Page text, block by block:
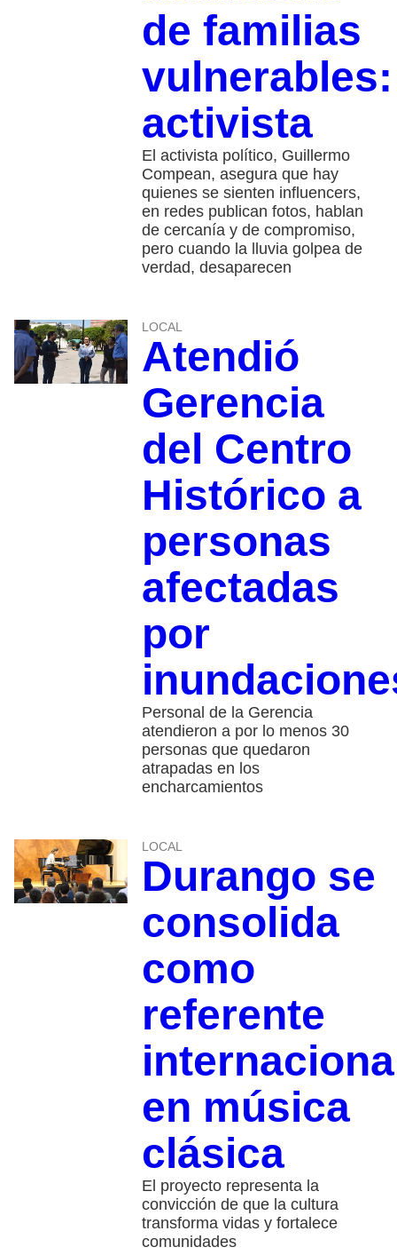
de familias
vulnerables:
activista
El activista político, Guillermo
Compean, asegura que hay
quienes se sienten influencers,
en redes publican fotos, hablan
de cercanía y de compromiso,
pero cuando la lluvia golpea de
verdad, desaparecen
LOCAL
Atendió
Gerencia
del Centro
Histórico a
personas
afectadas
por
Personal de la Gerencia
atendieron a por lo menos 30
personas que quedaron
atrapadas en los
encharcamientos
LOCAL
Durango se
consolida
como
referente
en música
clásica
El proyecto representa la
convicción de que la cultura
transforma vidas y fortalece
comunidades